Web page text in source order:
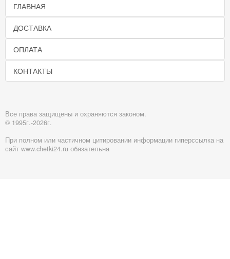
ГЛАВНАЯ
ДОСТАВКА
ОПЛАТА
КОНТАКТЫ
Все права защищены и охраняются законом.
© 1995г.-2026г.
При полном или частичном цитировании информации гиперссылка на
сайт www.chetki24.ru обязательна